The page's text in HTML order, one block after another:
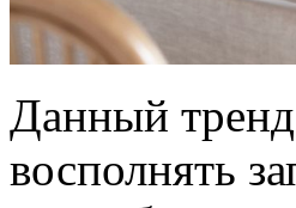
Данный тренд
восполнять